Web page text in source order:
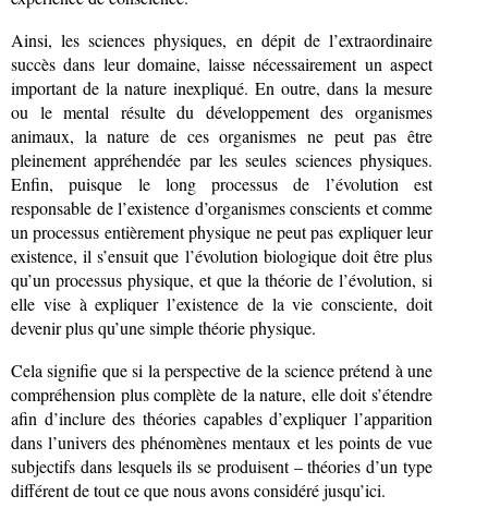
Ainsi, les sciences physiques, en dépit de l’extraordinaire
succès dans leur domaine, laisse nécessairement un aspect
important de la nature inexpliqué. En outre, dans la mesure
ou le mental résulte du développement des organismes
animaux, la nature de ces organismes ne peut pas être
pleinement appréhendée par les seules sciences physiques.
Enfin, puisque le long processus de l’évolution est
responsable de l’existence d’organismes conscients et comme
un processus entièrement physique ne peut pas expliquer leur
existence, il s’ensuit que l’évolution biologique doit être plus
qu’un processus physique, et que la théorie de l’évolution, si
elle vise à expliquer l’existence de la vie consciente, doit
devenir plus qu’une simple théorie physique.
Cela signifie que si la perspective de la science prétend à une
compréhension plus complète de la nature, elle doit s’étendre
afin d’inclure des théories capables d’expliquer l’apparition
dans l’univers des phénomènes mentaux et les points de vue
subjectifs dans lesquels ils se produisent – théories d’un type
différent de tout ce que nous avons considéré jusqu’ici.